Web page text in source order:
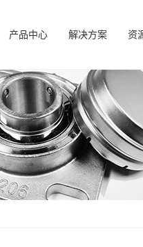
产品中心 解决方案 资